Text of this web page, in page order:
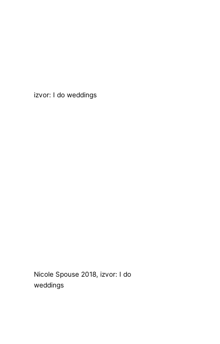
izvor: I do weddings
Nicole Spouse 2018, izvor: I do
weddings